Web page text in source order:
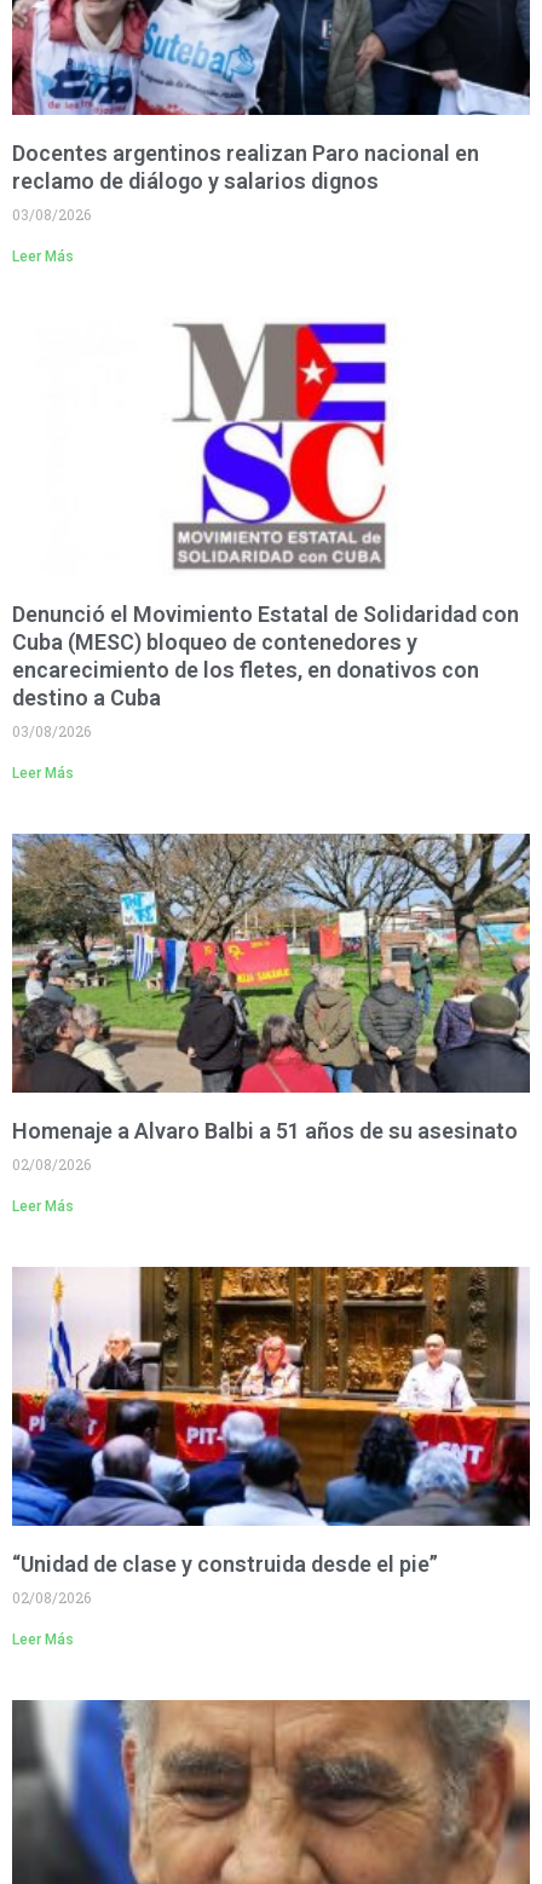
Docentes argentinos realizan Paro nacional en
reclamo de diálogo y salarios dignos
03/08/2026
Leer Más
Denunció el Movimiento Estatal de Solidaridad con
Cuba (MESC) bloqueo de contenedores y
encarecimiento de los fletes, en donativos con
destino a Cuba
03/08/2026
Leer Más
Homenaje a Alvaro Balbi a 51 años de su asesinato
02/08/2026
Leer Más
“Unidad de clase y construida desde el pie”
02/08/2026
Leer Más